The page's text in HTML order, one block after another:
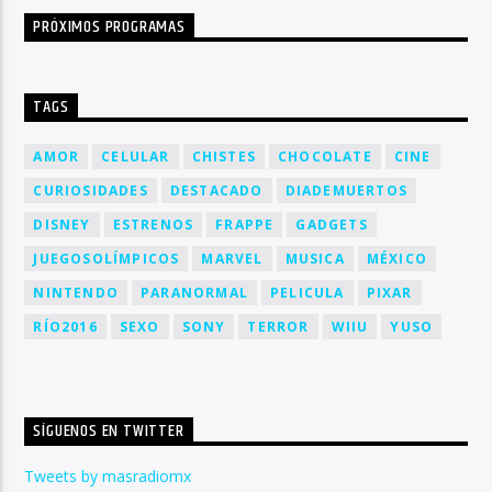
PRÓXIMOS PROGRAMAS
TAGS
AMOR CELULAR CHISTES CHOCOLATE
CINE
CURIOSIDADES
DESTACADO
DIADEMUERTOS
DISNEY
ESTRENOS FRAPPE
GADGETS
JUEGOSOLÍMPICOS
MARVEL MUSICA
MÉXICO
NINTENDO
PARANORMAL PELICULA
PIXAR
RÍO2016
SEXO SONY TERROR WIIU YUSO
SÍGUENOS EN TWITTER
Tweets by masradiomx